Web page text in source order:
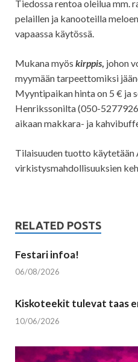
Tiedossa rentoa oleilua mm.
pelaillen ja kanooteilla
vapaassa käytössä.
Mukana myös kirppis johon
myymään tarpeettomiksi
Myyntipaikan hinta on 5 € ja
Henrikssonilta (050-
aikaan makkara- ja
Tilaisuuden tuotto käytetään
virkistysmahdollisuuksien
RELATED POSTS
Festari infoa!
06/08/2026
Kiskoteekit tulevat taas
10/06/2026